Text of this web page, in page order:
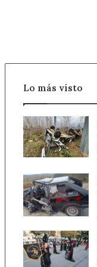
Lo más visto